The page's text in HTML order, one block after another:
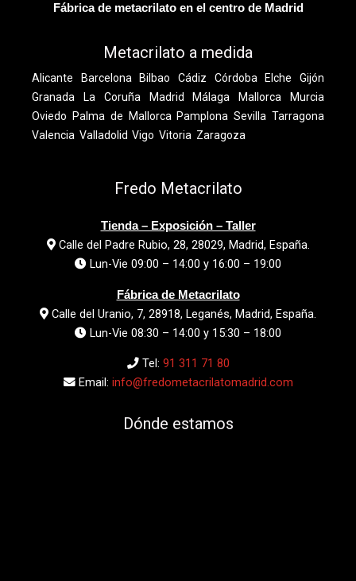
Fábrica de metacrilato en el centro de Madrid
Metacrilato a medida
Alicante Barcelona Bilbao Cádiz Córdoba Elche
Gijón
Granada
La Coruña Madrid Málaga Mallorca
Murcia
Oviedo
Palma de Mallorca Pamplona Sevilla Tarragona
Valencia Valladolid Vigo Vitoria Zaragoza
Fredo Metacrilato
Tienda – Exposición – Taller
Calle del Padre Rubio, 28, 28029, Madrid, España.
Lun-Vie 09:00 – 14:00 y 16:00 – 19:00
Fábrica de Metacrilato
Calle del Uranio, 7, 28918, Leganés, Madrid, España.
Lun-Vie 08:30 – 14:00 y 15:30 – 18:00
Tel: 91 311 71 80
Email: info@fredometacrilatomadrid.com
Dónde estamos